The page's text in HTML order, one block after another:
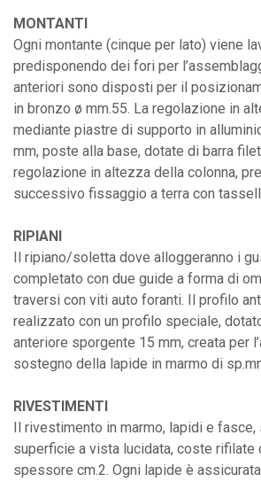
MONTANTI
Ogni montante (cinque per lato) viene
predisponendo dei fori per
anteriori sono disposti per il
in bronzo ø mm.55. La regolazione in
mediante piastre di supporto in
mm, poste alla base, dotate di barra
regolazione in altezza della colonna,
successivo fissaggio a terra con
RIPIANI
Il ripiano/soletta dove alloggeranno i
completato con due guide a forma di
traversi con viti auto foranti. Il profilo
realizzato con un profilo speciale,
anteriore sporgente 15 mm, creata per
sostegno della lapide in marmo di
RIVESTIMENTI
Il rivestimento in marmo, lapidi e fasce,
superficie a vista lucidata, coste rifilate
spessore cm.2. Ogni lapide è